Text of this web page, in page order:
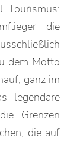
Tourismus:
die
dem Motto
ganz im
legendäre
Grenzen
die auf